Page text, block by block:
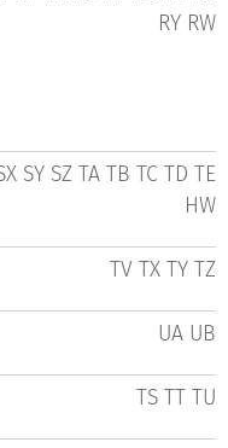
RY RW
SY SZ TA TB TC TD TE
HW
TV TX TY TZ
UA UB
TS TT TU